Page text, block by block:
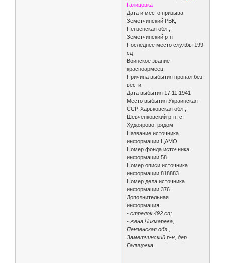
Галицовка
Дата и место призыва
Земетчинский РВК,
Пензенская обл.,
Земетчинский р-н
Последнее место службы 199
сд
Воинское звание
красноармеец
Причина выбытия пропал без
вести
Дата выбытия 17.11.1941
Место выбытия Украинская
ССР, Харьковская обл.,
Шевченковский р-н, с.
Худоярово, рядом
Название источника
информации ЦАМО
Номер фонда источника
информации 58
Номер описи источника
информации 818883
Номер дела источника
информации 376
Дополнительная
информация:
- стрелок 492 сп;
- жена Чикмарева,
Пензенская обл.,
Заметчинский р-н, дер.
Галицовка